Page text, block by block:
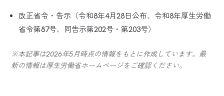
改正省令・告示（令和8年4月28日公布、令和8年厚生労働
省令第87号、同告示第202号・第203号）
※本記事は2026年5月時点の情報をもとに作成しています。最
新の情報は厚生労働省ホームページをご確認ください。